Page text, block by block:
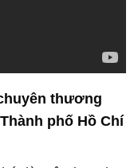
chặt chẽ, đảm
sử dụng. Đặc biệt,